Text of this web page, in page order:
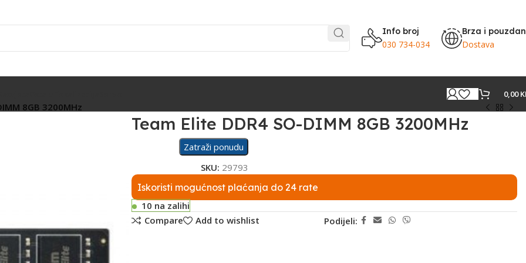
Info broj
030 734-034
Brza i
Dostava
0,00
8GB 3200MHz
Team Elite DDR4 SO-DIMM 8GB 3200MHz
Zatraži ponudu
SKU: 29793
Iskoristi mogućnost plaćanja do 24 rate
10 na zalihi
Compare
Add to wishlist Podijeli: